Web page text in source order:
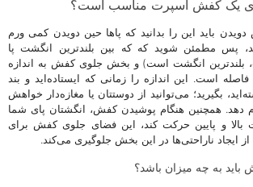
یک کفش اسپرت مناسب است؟
باید این را بدانید که پاها حین دویدن کمی ورم
پس مطمئن شوید که که بین بلندترین انگشت پا
انگشت است) و بخش جلوی کفش به اندازه
است. این اندازه را زمانی که ایستاده‌اید و بند
بگیرید؛ می‌توانید از دوستتان یا مغازه‌دار خواهش
دهد. همچنین هنگام پوشیدن کفش، انگشتان پای شما
بالا و پایین حرکت کند، این فضای جلوی کفش برای
ایجاد ناراحتی‌ها در این بخش جلوگیری می‌کند.
به چه میزان باشد؟